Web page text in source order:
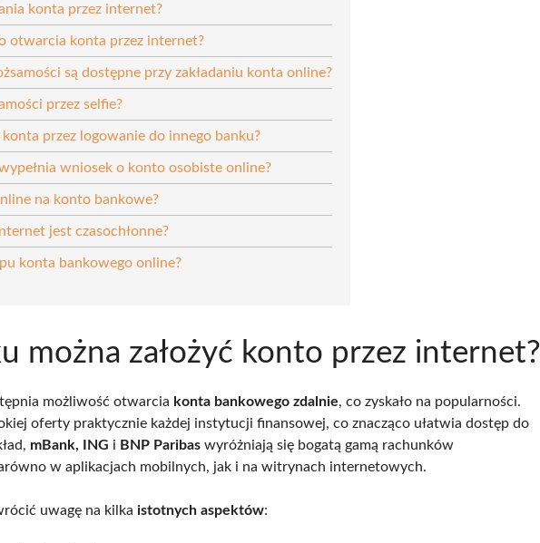
konta przez internet?
otwarcia konta przez internet?
są dostępne przy zakładaniu konta online?
przez selfie?
przez logowanie do innego banku?
wniosek o konto osobiste online?
na konto bankowe?
jest czasochłonne?
konta bankowego online?
można założyć konto przez internet?
możliwość otwarcia konta bankowego zdalnie, co zyskało na popularności.
oferty praktycznie każdej instytucji finansowej, co znacząco ułatwia dostęp do
mBank, ING i BNP Paribas wyróżniają się bogatą gamą rachunków
w aplikacjach mobilnych, jak i na witrynach internetowych.
uwagę na kilka istotnych aspektów: